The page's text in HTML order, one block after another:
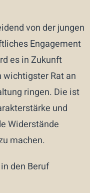
von der jungen
Engagement
es in Zukunft
wichtigster Rat an
ringen. Die ist
und
Widerstände
machen.
den Beruf